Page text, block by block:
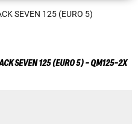
SEVEN 125 (EURO 5)
SEVEN 125 (EURO 5) - QM125-2X